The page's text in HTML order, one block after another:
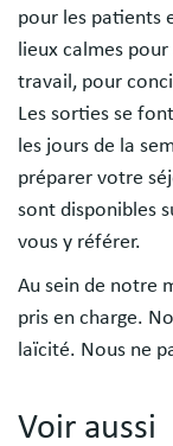
pour les patients
lieux calmes
travail, pour
Les sorties se
les jours de la
préparer votre
sont disponibles
vous y référer.
Au sein de notre
pris en charge.
laïcité. Nous ne
Voir aussi